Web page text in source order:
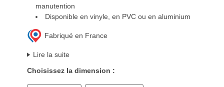
manutention
Disponible en vinyle, en PVC ou en aluminium
Fabriqué en France
Lire la suite
Choisissez la dimension :